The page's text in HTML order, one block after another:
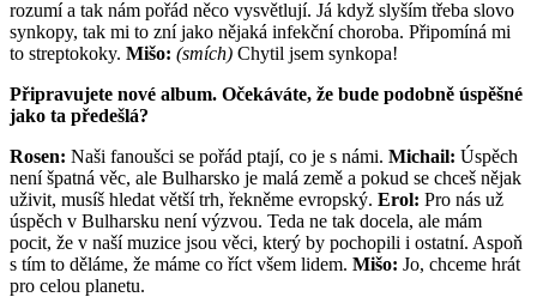
rozumí a tak nám pořád něco vysvětlují. Já když slyším třeba slovo
synkopy, tak mi to zní jako nějaká infekční choroba. Připomíná mi
to streptokoky. Mišo: (smích) Chytil jsem synkopa!
Připravujete nové album. Očekáváte, že bude podobně úspěšné
jako ta předešlá?
Rosen: Naši fanoušci se pořád ptají, co je s námi. Michail: Úspěch
není špatná věc, ale Bulharsko je malá země a pokud se chceš nějak
uživit, musíš hledat větší trh, řekněme evropský. Erol: Pro nás už
úspěch v Bulharsku není výzvou. Teda ne tak docela, ale mám
pocit, že v naší muzice jsou věci, který by pochopili i ostatní. Aspoň
s tím to děláme, že máme co říct všem lidem. Mišo: Jo, chceme hrát
pro celou planetu.